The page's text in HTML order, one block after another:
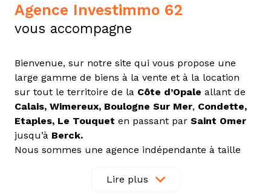
Agence Investimmo 62
vous accompagne
Bienvenue, sur notre site qui vous propose une
large gamme de biens à la vente et à la location
sur tout le territoire de la Côte d’Opale allant de
Calais, Wimereux, Boulogne Sur Mer, Condette,
Etaples, Le Touquet en passant par Saint Omer
jusqu’à Berck.
Nous sommes une agence indépendante à taille
capacités et nos compétences pour un travail de
Lire plus